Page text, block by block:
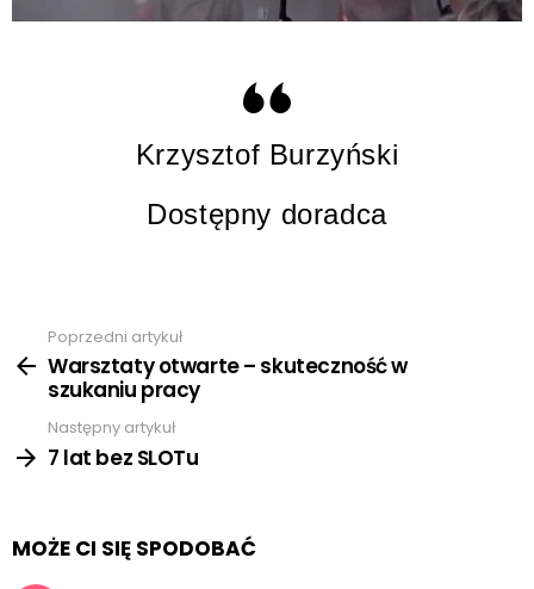
Krzysztof Burzyński
Dostępny doradca
Zobacz
więcej
Poprzedni artykuł
Warsztaty otwarte – skuteczność w
szukaniu pracy
Następny artykuł
7 lat bez SLOTu
MOŻE CI SIĘ SPODOBAĆ